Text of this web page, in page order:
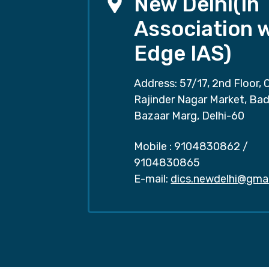
Association
Edge IAS)
Address: 57/17, 2nd Floor,
Rajinder Nagar Market,
Bazaar Marg, Delhi-60
Mobile : 9104830862 /
9104830865
E-mail: